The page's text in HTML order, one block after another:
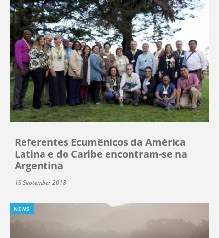
Referentes Ecumênicos da América
Latina e do Caribe encontram-se na
Argentina
19 September 2018
NEWS